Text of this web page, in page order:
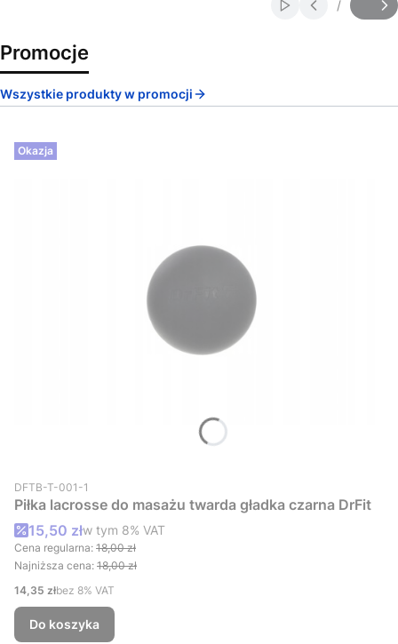
Włącz
Slajd
/
z
Promocje
Wszystkie produkty w promocji
Okazja
Kod produktu
DFTB-T-001-1
Piłka lacrosse do masażu twarda gładka czarna DrFit
Cena promocyjna brutto
15,50 złw tym %s VAT
w tym 8% VAT
Cena regularna: 18,00 zł
Najniższa cena: 18,00 zł
Cena netto
14,35 złbez 8% VAT
Do koszyka